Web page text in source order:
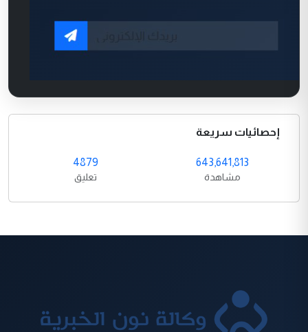
إحصائيات سريعة
643,641,813
مشاهدة
4879
تعليق